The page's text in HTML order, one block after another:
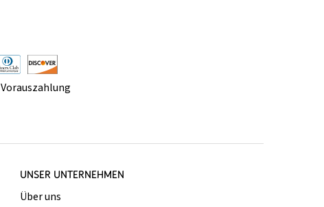
Vorauszahlung
UNSER UNTERNEHMEN
Über uns